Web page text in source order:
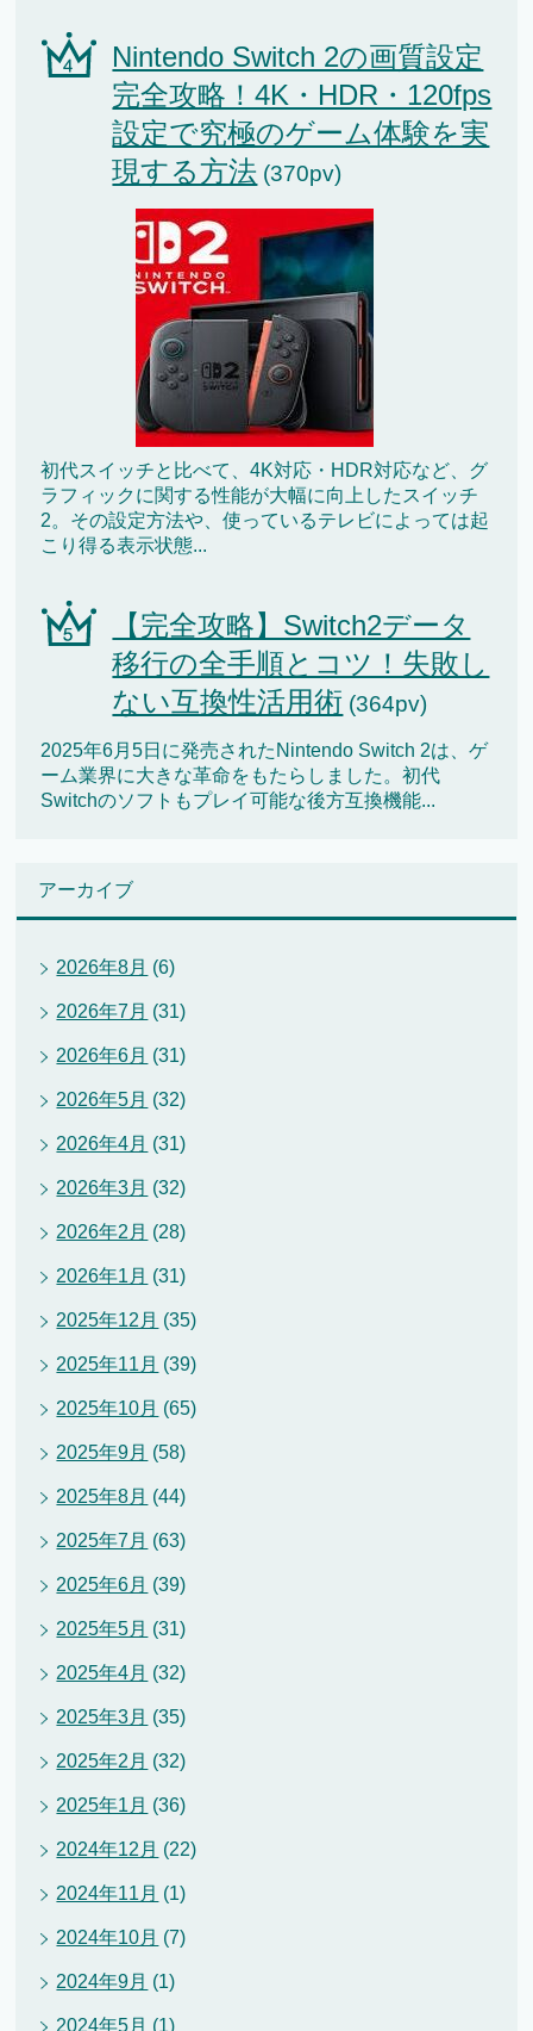
Nintendo Switch 2の画質設定
完全攻略！4K・HDR・120fps
設定で究極のゲーム体験を実
現する方法 (370pv)
初代スイッチと比べて、4K対応・HDR対応など、グ
ラフィックに関する性能が大幅に向上したスイッチ
2。その設定方法や、使っているテレビによっては起
こり得る表示状態...
【完全攻略】Switch2データ
移行の全手順とコツ！失敗し
ない互換性活用術 (364pv)
2025年6月5日に発売されたNintendo Switch 2は、ゲ
ーム業界に大きな革命をもたらしました。初代
Switchのソフトもプレイ可能な後方互換機能...
アーカイブ
2026年8月 (6)
2026年7月 (31)
2026年6月 (31)
2026年5月 (32)
2026年4月 (31)
2026年3月 (32)
2026年2月 (28)
2026年1月 (31)
2025年12月 (35)
2025年11月 (39)
2025年10月 (65)
2025年9月 (58)
2025年8月 (44)
2025年7月 (63)
2025年6月 (39)
2025年5月 (31)
2025年4月 (32)
2025年3月 (35)
2025年2月 (32)
2025年1月 (36)
2024年12月 (22)
2024年11月 (1)
2024年10月 (7)
2024年9月 (1)
2024年5月 (1)